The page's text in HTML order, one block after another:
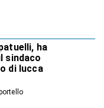
ha
sindaco
di lucca